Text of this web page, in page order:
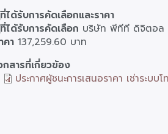
ร
คัด
ได้รับการคัดเลือกและราคา
ได้รับการคัดเลือก บริษัท พีทีที ดิจิตอล
คา 137,259.60 บาท
กสารที่เกี่ยวข้อง
ประกาศผู้ชนะการเสนอราคา เช่าระบ